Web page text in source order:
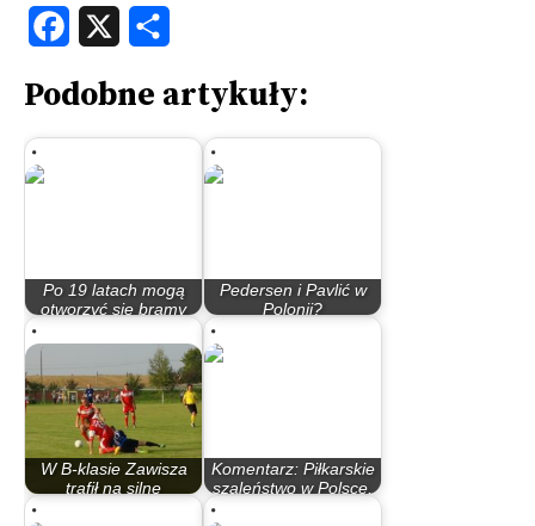
Facebook
Podobne artykuły:
Po 19 latach mogą
otworzyć się bramy
Pedersen i Pavlić w
Polonii?
W B-klasie Zawisza
trafił na silne
Komentarz: Piłkarskie
szaleństwo w Polsce,